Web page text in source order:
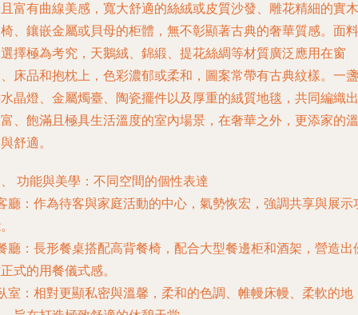
富有曲線美感，寬大舒適的絲絨或皮質沙發、雕花精細的實木
、鑲嵌金屬或貝母的柜體，無不彰顯著古典的奢華質感。面料
擇極為考究，天鵝絨、錦緞、提花絲綢等材質廣泛應用在窗
床品和抱枕上，色彩濃郁或柔和，圖案常帶有古典紋樣。一盞
晶燈、金屬燭臺、陶瓷擺件以及厚重的絨質地毯，共同編織出
、飽滿且極具生活溫度的室內場景，在奢華之外，更添家的溫
舒適。
功能與美學：不同空間的個性表達
廳 ：作為待客與家庭活動的中心，氣勢恢宏，強調共享與展示
廳 ：長形餐桌搭配高背餐椅，配合大型餐邊柜和酒架，營造出
式的用餐儀式感。
室 ：相對更顯私密與溫馨，柔和的色調、帷幔床幔、柔軟的地